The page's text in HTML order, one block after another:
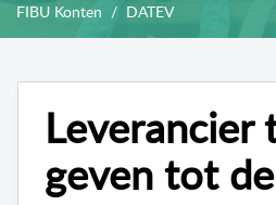
FIBU Konten DATEV
Leverancier
geven tot